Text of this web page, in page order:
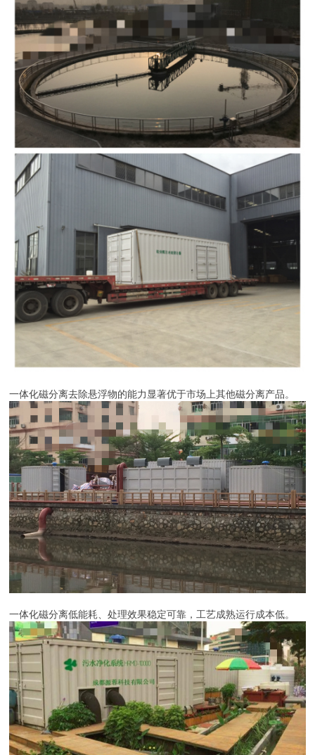
一体化磁分离去除悬浮物的能力显著优于市场上其他磁分离产品。
一体化磁分离低能耗、处理效果稳定可靠，工艺成熟运行成本低。